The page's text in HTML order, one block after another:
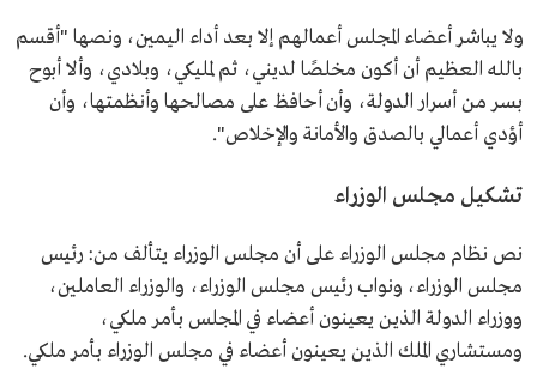
ولا يباشر أعضاء المجلس أعمالهم إلا بعد أداء اليمين، ونصها "أقسم
بالله العظيم أن أكون مخلصًا لديني، ثم لمليكي، وبلادي، وألا أبوح
بسر من أسرار الدولة، وأن أحافظ على مصالحها وأنظمتها، وأن
أؤدي أعمالي بالصدق والأمانة والإخلاص".
تشكيل مجلس الوزراء
نص نظام مجلس الوزراء على أن مجلس الوزراء يتألف من: رئيس
مجلس الوزراء، ونواب رئيس مجلس الوزراء، والوزراء العاملين،
ووزراء الدولة الذين يعينون أعضاء في المجلس بأمر ملكي،
ومستشاري الملك الذين يعينون أعضاء في مجلس الوزراء بأمر ملكي.